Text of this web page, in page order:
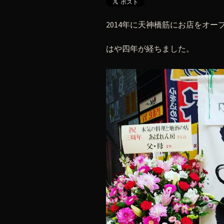
2014年に天神橋筋にお店をオー
はや四年が経ちました。